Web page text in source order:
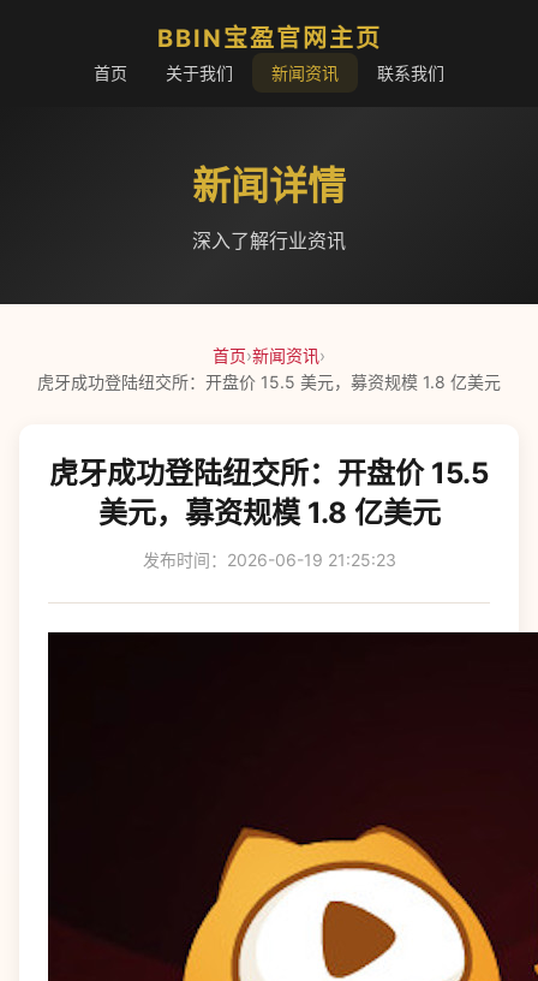
BBIN宝盈官网主页
首页 关于我们 新闻资讯 联系我们
新闻详情
深入了解行业资讯
首页›新闻资讯›
虎牙成功登陆纽交所：开盘价 15.5 美元，募资规模 1.8 亿美元
虎牙成功登陆纽交所：开盘价 15.5
美元，募资规模 1.8 亿美元
发布时间：2026-06-19 21:25:23